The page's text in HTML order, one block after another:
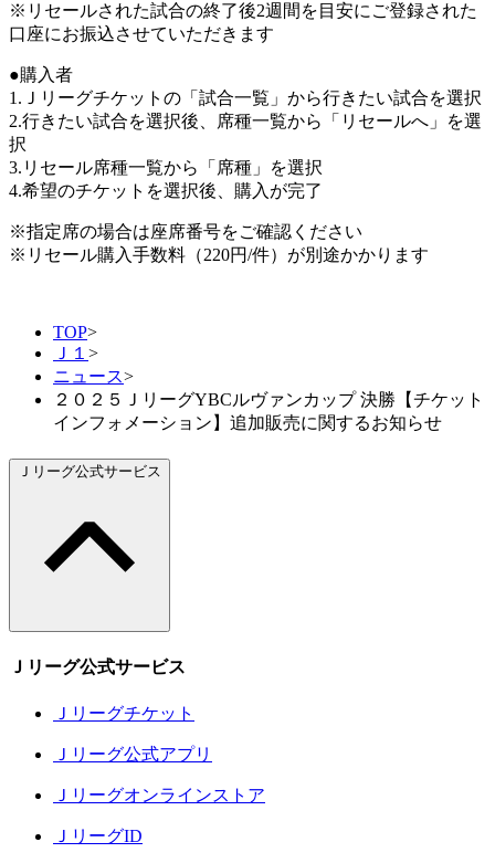
※リセールされた試合の終了後2週間を目安にご登録された
口座にお振込させていただきます
●購入者
1.Ｊリーグチケットの「試合一覧」から行きたい試合を選択
2.行きたい試合を選択後、席種一覧から「リセールへ」を選
択
3.リセール席種一覧から「席種」を選択
4.希望のチケットを選択後、購入が完了
※指定席の場合は座席番号をご確認ください
※リセール購入手数料（220円/件）が別途かかります
TOP>
Ｊ１ >
ニュース>
２０２５ＪリーグYBCルヴァンカップ 決勝【チケット
インフォメーション】追加販売に関するお知らせ
Ｊリーグ公式サービス
Ｊリーグ公式サービス
Ｊリーグチケット
Ｊリーグ公式アプリ
Ｊリーグオンラインストア
ＪリーグID